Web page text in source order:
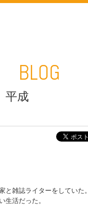
BLOG
平成
と雑誌ライターをしていた。
生活だった。